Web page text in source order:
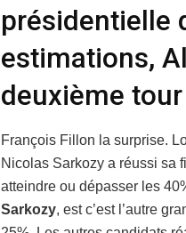
présidentielle
estimations,
deuxième
François Fillon la surprise.
Nicolas Sarkozy a réussi sa
atteindre ou dépasser les
Sarkozy, est c’est l’autre